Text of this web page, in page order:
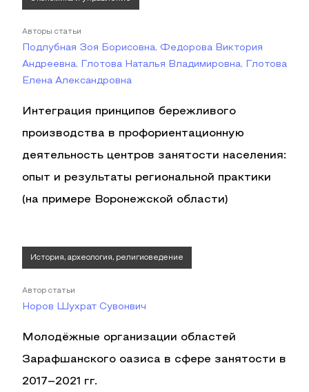
Авторы статьи
Подлубная Зоя Борисовна, Федорова Виктория
Андреевна, Глотова Наталья Владимировна, Глотова
Елена Александровна
Интеграция принципов бережливого
производства в профориентационную
деятельность центров занятости населения:
опыт и результаты региональной практики
(на примере Воронежской области)
История, археология, религиоведение
Автор статьи
Норов Шухрат Сувонвич
Молодёжные организации областей
Зарафшанского оазиса в сфере занятости в
2017–2021 гг.